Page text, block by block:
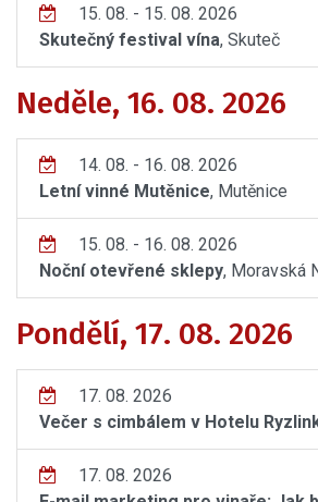
15. 08. - 15. 08. 2026
Skutečný festival vína, Skuteč
Neděle, 16. 08. 2026
14. 08. - 16. 08. 2026
Letní vinné Mutěnice, Mutěnice
15. 08. - 16. 08. 2026
Noční otevřené sklepy, Moravská
Pondělí, 17. 08. 2026
17. 08. 2026
Večer s cimbálem v Hotelu
17. 08. 2026